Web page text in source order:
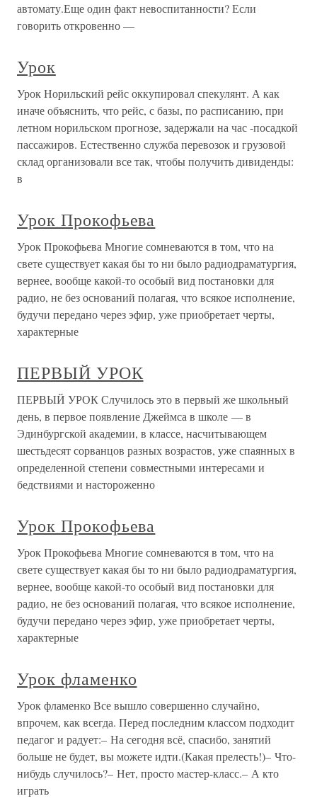
автомату.Еще один факт невоспитанности? Если
говорить откровенно —
Урок
Урок Норильский рейс оккупировал спекулянт. А как
иначе объяснить, что рейс, с базы, по расписанию, при
летном норильском прогнозе, задержали на час -посадкой
пассажиров. Естественно служба перевозок и грузовой
склад организовали все так, чтобы получить дивиденды:
в
Урок Прокофьева
Урок Прокофьева Многие сомневаются в том, что на
свете существует какая бы то ни было радиодраматургия,
вернее, вообще какой-то особый вид постановки для
радио, не без оснований полагая, что всякое исполнение,
будучи передано через эфир, уже приобретает черты,
характерные
ПЕРВЫЙ УРОК
ПЕРВЫЙ УРОК Случилось это в первый же школьный
день, в первое появление Джеймса в школе — в
Эдинбургской академии, в классе, насчитывающем
шестьдесят сорванцов разных возрастов, уже спаянных в
определенной степени совместными интересами и
бедствиями и настороженно
Урок Прокофьева
Урок Прокофьева Многие сомневаются в том, что на
свете существует какая бы то ни было радиодраматургия,
вернее, вообще какой-то особый вид постановки для
радио, не без оснований полагая, что всякое исполнение,
будучи передано через эфир, уже приобретает черты,
характерные
Урок фламенко
Урок фламенко Все вышло совершенно случайно,
впрочем, как всегда. Перед последним классом подходит
педагог и радует:– На сегодня всё, спасибо, занятий
больше не будет, вы можете идти.(Какая прелесть!)– Что-
нибудь случилось?– Нет, просто мастер-класс.– А кто
играть